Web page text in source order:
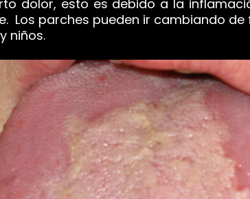
dolor, esto es debido a la
Los parches pueden ir cambiando
niños.